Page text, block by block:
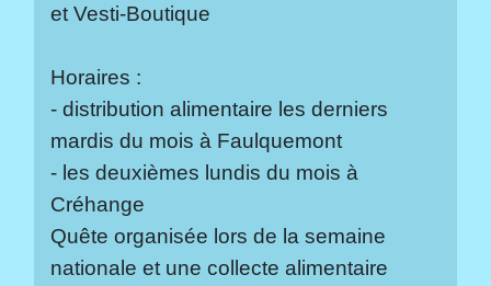
et Vesti-Boutique
Horaires :
- distribution alimentaire les derniers
mardis du mois à Faulquemont
- les deuxièmes lundis du mois à
Créhange
Quête organisée lors de la semaine
nationale et une collecte alimentaire